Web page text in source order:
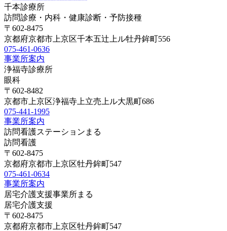
千本診療所
訪問診療・内科・健康診断・予防接種
〒602-8475
京都府京都市上京区千本五辻上ル牡丹鉾町556
075-461-0636
事業所案内
浄福寺診療所
眼科
〒602-8482
京都市上京区浄福寺上立売上ル大黒町686
075-441-1995
事業所案内
訪問看護ステーションまる
訪問看護
〒602-8475
京都府京都市上京区牡丹鉾町547
075-461-0634
事業所案内
居宅介護支援事業所まる
居宅介護支援
〒602-8475
京都府京都市上京区牡丹鉾町547